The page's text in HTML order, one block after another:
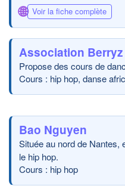
🌐 Voir la fiche complète
Association Berryz
Propose des cours de
Cours : hip hop, danse
Bao Nguyen
Située au nord de Nantes,
le hip hop.
Cours : hip hop